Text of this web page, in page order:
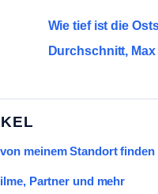
Wie tief ist die
Durchschnitt,
meinem Standort finden
Partner und mehr